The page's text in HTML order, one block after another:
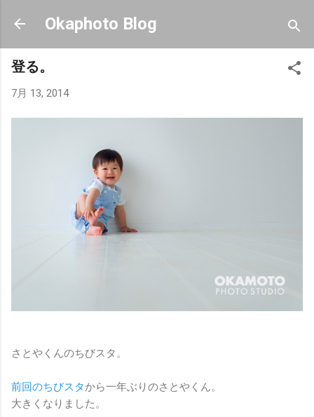
スキップしてメイン コンテンツに移動
Okaphoto Blog
登る。
7月 13, 2014
さとやくんのちびスタ。
前回のちびスタから一年ぶりのさとやくん。
大きくなりました。